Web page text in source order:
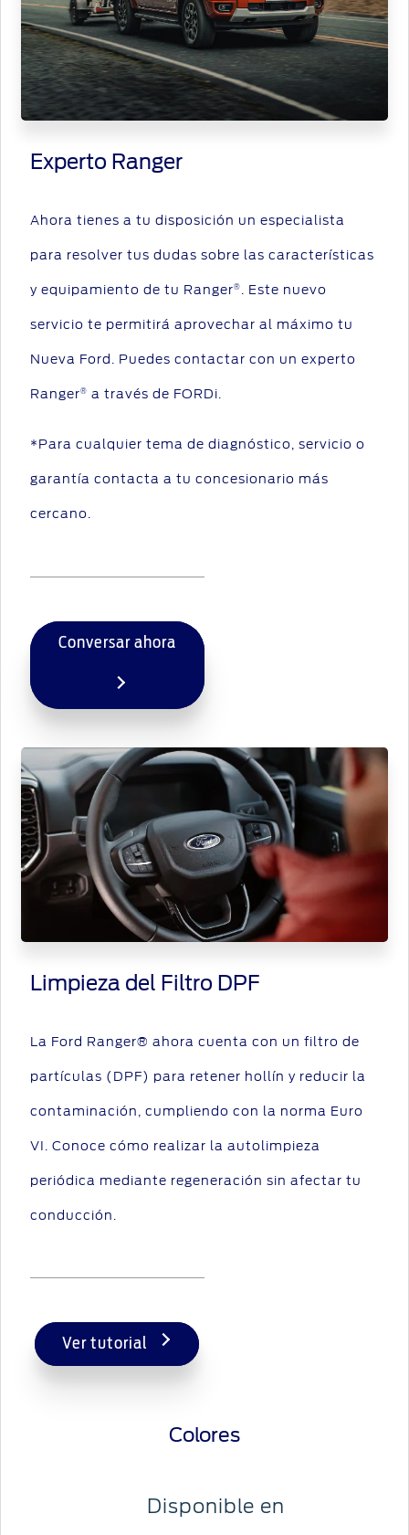
Experto Ranger
Ahora tienes a tu disposición un especialista
para resolver tus dudas sobre las características
y equipamiento de tu Ranger® . Este nuevo
servicio te permitirá aprovechar al máximo tu
Nueva Ford. Puedes contactar con un experto
Ranger® a través de FORDi.
*Para cualquier tema de diagnóstico, servicio o
garantía contacta a tu concesionario más
cercano.
Conversar ahora
Limpieza del Filtro DPF
La Ford Ranger® ahora cuenta con un filtro de
partículas (DPF) para retener hollín y reducir la
contaminación, cumpliendo con la norma Euro
VI. Conoce cómo realizar la autolimpieza
periódica mediante regeneración sin afectar tu
conducción.
Ver tutorial
Colores
Disponible en